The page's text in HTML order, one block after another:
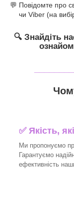
💬 Повідомте про
чи Viber (на
🔍 Знайдіть
✅Якість,
Ми пропонуємо
Гарантуємо
ефективність